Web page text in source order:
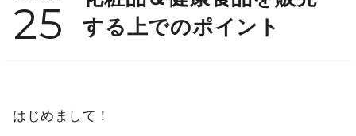
25
する上でのポイント
はじめまして！